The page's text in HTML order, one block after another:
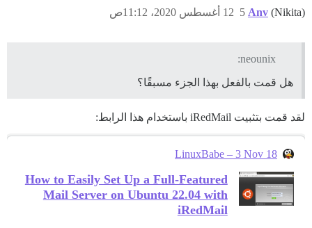
Anv (Nikita) 12 أغسطس 2020، 11:12ص 5
neounix:
هل قمت بالفعل بهذا الجزء مسبقًا؟
لقد قمت بتثبيت iRedMail باستخدام هذا الرابط:
LinuxBabe – 3 Nov 18
How to Easily Set Up a Full-Featured
Mail Server on Ubuntu 22.04 with
iRedMail